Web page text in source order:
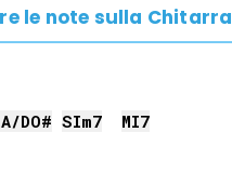
le note sulla Chitarra
/DO# SIm7 MI7